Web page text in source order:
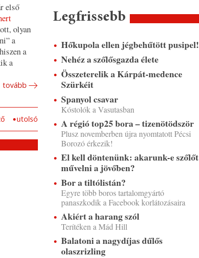
első
olyan
a
a
a
tovább
utolsó
Legfrissebb
Hőkupola ellen jégbehűtött pusipel!
Nehéz a szőlősgazda élete
Összeterelik a Kárpát-medence
Szürkéit
Spanyol csavar
Kóstolók a Vasutasban
A régió top25 bora – tizenötödször
Plusz novemberben újra nyomtatott Pécsi
Borozó érkezik!
El kell döntenünk: akarunk-e szőlőt
művelni a jövőben?
Bor a tiltólistán?
Egyre több boros tartalomgyártó
panaszkodik a Facebook korlátozásaira
Akiért a harang szól
Terítéken a Mád Hill
Balatoni a nagydíjas dűlős
olaszrizling